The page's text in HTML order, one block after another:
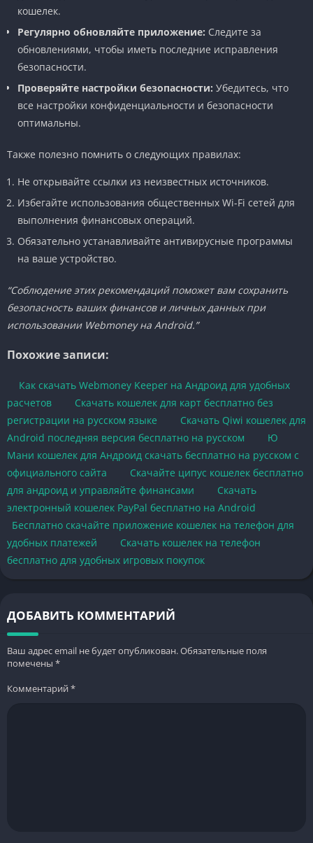
кошелек.
Регулярно обновляйте приложение: Следите за
обновлениями, чтобы иметь последние исправления
безопасности.
Проверяйте настройки безопасности: Убедитесь, что
все настройки конфиденциальности и безопасности
оптимальны.
Также полезно помнить о следующих правилах:
Не открывайте ссылки из неизвестных источников.
Избегайте использования общественных Wi-Fi сетей для
выполнения финансовых операций.
Обязательно устанавливайте антивирусные программы
на ваше устройство.
“Соблюдение этих рекомендаций поможет вам сохранить
безопасность ваших финансов и личных данных при
использовании Webmoney на Android.”
Похожие записи:
Как скачать Webmoney Keeper на Андроид для удобных
расчетов
Скачать кошелек для карт бесплатно без
регистрации на русском языке
Скачать Qiwi кошелек для
Android последняя версия бесплатно на русском
Ю
Мани кошелек для Андроид скачать бесплатно на русском с
официального сайта
Скачайте ципус кошелек бесплатно
для андроид и управляйте финансами
Скачать
электронный кошелек PayPal бесплатно на Android
Бесплатно скачайте приложение кошелек на телефон для
удобных платежей
Скачать кошелек на телефон
бесплатно для удобных игровых покупок
ДОБАВИТЬ КОММЕНТАРИЙ
Ваш адрес email не будет опубликован.Обязательные поля
помечены *
Комментарий*